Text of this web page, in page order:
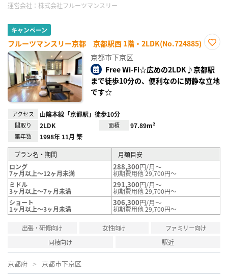
運営会社： 株式会社フルーツマンスリー
キャンペーン
フルーツマンスリー京都 京都駅西 1階・2LDK(No.724885)
り登
録
京都市下京区
Free Wi-Fi☆広めの2LDK♪京都駅
まで徒歩10分の、便利なのに閑静な立地
です☆
アクセス 山陰本線「京都駅」徒歩10分
間取り 2LDK 面積 97.89m²
築年数 1998年 11月 築
プラン名・期間
月額目安
ロング
7ヶ月以上～12ヶ月未満
288,300円/月～
初期費用他 29,700円～
ミドル
3ヶ月以上～7ヶ月未満
291,300円/月～
初期費用他 29,700円～
ショート
1ヶ月以上～3ヶ月未満
306,300円/月～
初期費用他 29,700円～
出張・研修向け 女性向け
ファミリー向け
同棲向け
駅近
京都府 京都市下京区